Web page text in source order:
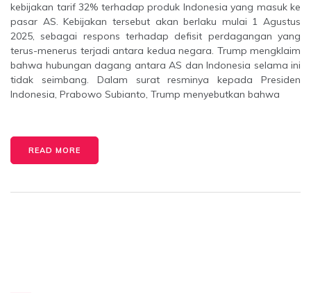
kebijakan tarif 32% terhadap produk Indonesia yang masuk ke
pasar AS. Kebijakan tersebut akan berlaku mulai 1 Agustus
2025, sebagai respons terhadap defisit perdagangan yang
terus-menerus terjadi antara kedua negara. Trump mengklaim
bahwa hubungan dagang antara AS dan Indonesia selama ini
tidak seimbang. Dalam surat resminya kepada Presiden
Indonesia, Prabowo Subianto, Trump menyebutkan bahwa
READ MORE